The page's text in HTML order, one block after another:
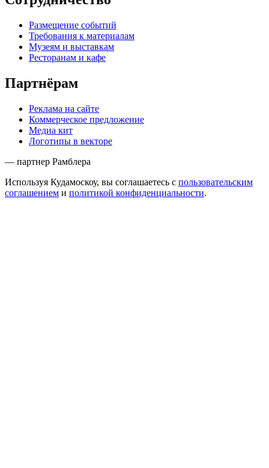
Размещение событий
Требования к материалам
Музеям и выставкам
Ресторанам и кафе
Партнёрам
Реклама на сайте
Коммерческое предложение
Медиа кит
Логотипы в векторе
— партнер Рамблера
Используя Кудамоскоу, вы соглашаетесь с пользовательским
соглашением и политикой конфиденциальности.